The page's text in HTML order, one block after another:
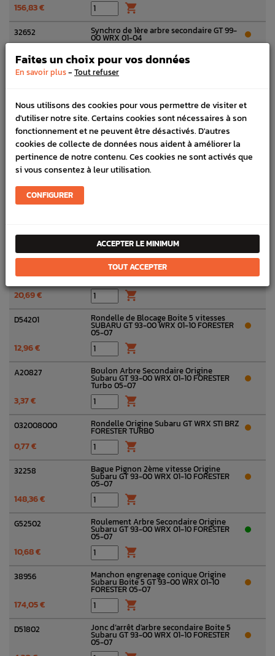
156,83 € 
32652 Synchro de 1ère arbre secondaire GT 99-
00 WRX 01-04
38,89 €
32231 Pignon Première vitesse Origine Subaru
32296 Collier Pignon d'Entrainement Arbre
Secondaire Origine Subaru GT 93-00
WRX 01-10 FORESTER 05-07
6,60 € 
32229 Axe Arbre Secondaire Origine Subaru GT
376,10 €
05/08 FORESTER 05-07
201,30 € 
C64201 Écrou de Boite en 50mm Origine Subaru
GT 93-00 WRX 01-10 FORESTER 05-07
20,69 € 
D54201 Rondelle de Blocage Boite 5 vitesses
SUBARU GT 93-00 WRX 01-10 FORESTER
05-07
12,96 € 
A20827 Boulon Arbre Secondaire Origine
Subaru GT 93-00 WRX 01-10 FORESTER
Turbo 05-07
3,37 € 
032008000 Rondelle Origine Subaru GT WRX STI BRZ
FORESTER TURBO
0,77 € 
32258 Bague Pignon 2ème vitesse Origine
Subaru GT 93-00 WRX 01-10 FORESTER
05-07
148,36 € 
G52502 Roulement Arbre Secondaire Origine
Subaru GT 93-00 WRX 01-10 FORESTER
05-07
10,68 € 
38956 Manchon engrenage conique Origine
Subaru Boite 5 GT 93-00 WRX 01-10
FORESTER 05-07
174,05 € 
D51802 Jonc d’arrêt d'arbre secondaire Boite 5
Subaru GT 93-00 WRX 01-10 FORESTER
05-07
Faites un choix pour vos données
En savoir plus- Tout refuser
Nous utilisons des cookies pour vous permettre de visiter et
d'utiliser notre site. Certains cookies sont nécessaires à son
fonctionnement et ne peuvent être désactivés. D'autres
cookies de collecte de données nous aident à améliorer la
pertinence de notre contenu. Ces cookies ne sont activés que
si vous consentez à leur utilisation.
CONFIGURER
ACCEPTER LE MINIMUM
TOUT ACCEPTER